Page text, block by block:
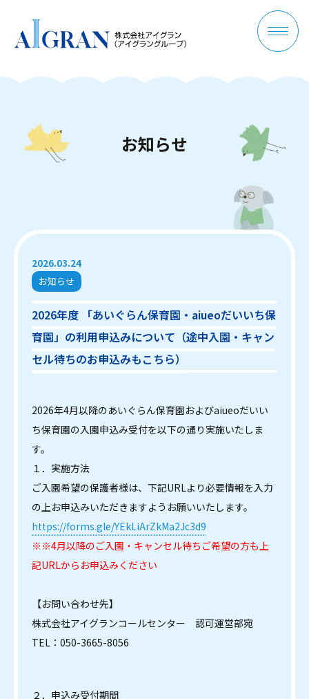
お知らせ
2026.03.24
お知らせ
2026年度 「あいぐらん保育園・aiueoだいいち保
育園」の利用申込みについて（途中入園・キャン
セル待ちのお申込みもこちら）
2026年4月以降のあいぐらん保育園およびaiueoだいい
ち保育園の入園申込み受付を以下の通り実施いたしま
す。
１．実施方法
ご入園希望の保護者様は、下記URLより必要情報を入力
の上お申込みいただきますようお願いいたします。
https://forms.gle/YEkLiArZkMa2Jc3d9
※※4月以降のご入園・キャンセル待ちご希望の方も上
記URLからお申込みください
【お問い合わせ先】
株式会社アイグランコールセンター 認可運営部宛
TEL：050-3665-8056
２．申込み受付期間